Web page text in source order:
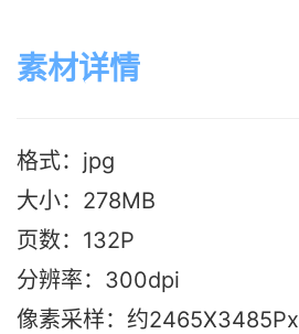
素材详情
格式：jpg
大小：278MB
页数：132P
分辨率：300dpi
像素采样：约2465X3485Px